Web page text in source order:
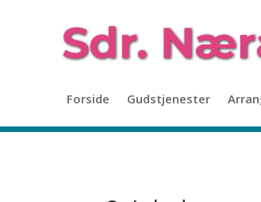
Forside Gudstjenester